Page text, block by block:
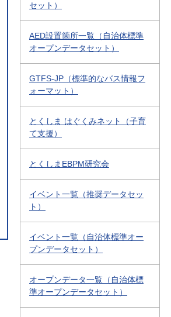
セット）
AED設置箇所一覧（自治体標準
オープンデータセット）
GTFS-JP（標準的なバス情報フ
ォーマット）
とくしま はぐくみネット（子育
て支援）
とくしまEBPM研究会
イベント一覧（推奨データセッ
ト）
イベント一覧（自治体標準オー
プンデータセット）
オープンデータ一覧（自治体標
準オープンデータセット）